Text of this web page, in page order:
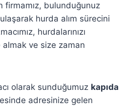
firmamız, bulunduğunuz
hurda alım sürecini
hurdalarınızı
ve size zaman
olarak sunduğumuz kapıda
adresinize gelen